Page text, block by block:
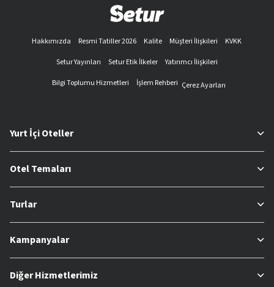
Hakkımızda Resmi Tatiller 2026 Kalite Müşteri İlişkileri
KVKK
Setur Yayınları
Setur Etik İlkeler
Yatırımcı İlişkileri
Bilgi Toplumu Hizmetleri
İşlem Rehberi Çerez Ayarları
Yurt İçi Oteller
Otel Temaları
Turlar
Kampanyalar
Diğer Hizmetlerimiz